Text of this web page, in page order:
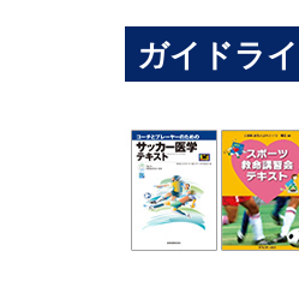
ガイドラ